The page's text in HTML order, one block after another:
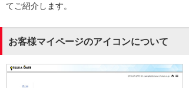
てご紹介します。
お客様マイページのアイコンについて